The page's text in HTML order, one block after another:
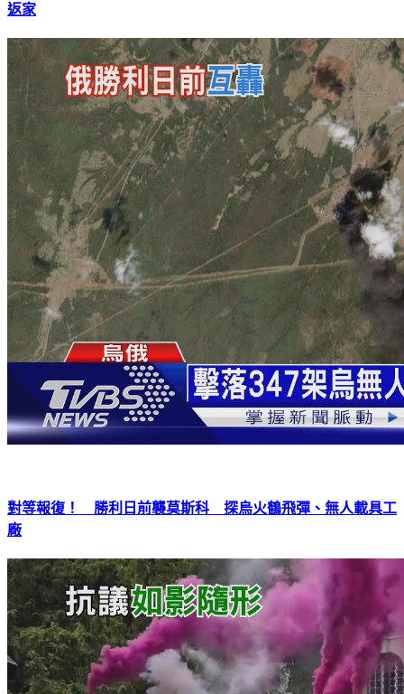
返家
對等報復！ 勝利日前襲莫斯科 探烏火鶴飛彈、無人載具工
廠